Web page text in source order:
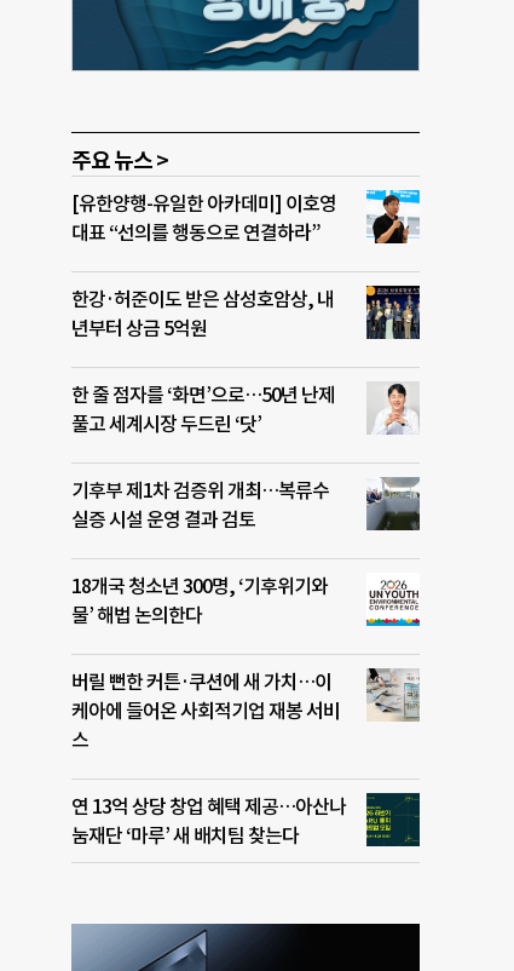
주요 뉴스 >
[유한양행-유일한 아카데미] 이호영
대표 “선의를 행동으로 연결하라”
한강·허준이도 받은 삼성호암상, 내
년부터 상금 5억원
한 줄 점자를 ‘화면’으로…50년 난제
풀고 세계시장 두드린 ‘닷’
기후부 제1차 검증위 개최…복류수
실증 시설 운영 결과 검토
18개국 청소년 300명, ‘기후위기와
물’ 해법 논의한다
버릴 뻔한 커튼·쿠션에 새 가치…이
케아에 들어온 사회적기업 재봉 서비
스
연 13억 상당 창업 혜택 제공…아산나
눔재단 ‘마루’ 새 배치팀 찾는다